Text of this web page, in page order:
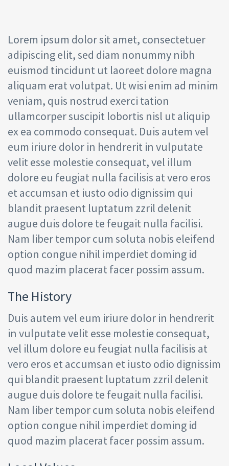
Lorem ipsum dolor sit amet, consectetuer
adipiscing elit, sed diam nonummy nibh
euismod tincidunt ut laoreet dolore magna
aliquam erat volutpat. Ut wisi enim ad minim
veniam, quis nostrud exerci tation
ullamcorper suscipit lobortis nisl ut aliquip
ex ea commodo consequat. Duis autem vel
eum iriure dolor in hendrerit in vulputate
velit esse molestie consequat, vel illum
dolore eu feugiat nulla facilisis at vero eros
et accumsan et iusto odio dignissim qui
blandit praesent luptatum zzril delenit
augue duis dolore te feugait nulla facilisi.
Nam liber tempor cum soluta nobis eleifend
option congue nihil imperdiet doming id
quod mazim placerat facer possim assum.
The History
Duis autem vel eum iriure dolor in hendrerit
in vulputate velit esse molestie consequat,
vel illum dolore eu feugiat nulla facilisis at
vero eros et accumsan et iusto odio dignissim
qui blandit praesent luptatum zzril delenit
augue duis dolore te feugait nulla facilisi.
Nam liber tempor cum soluta nobis eleifend
option congue nihil imperdiet doming id
quod mazim placerat facer possim assum.